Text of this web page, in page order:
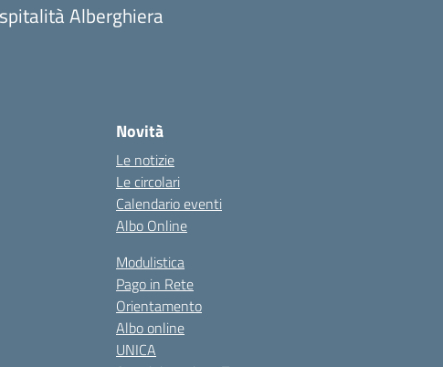
Alberghiera
Novità
Le notizie
Le circolari
Calendario eventi
Albo Online
Modulistica
Pago in Rete
Orientamento
Albo online
UNICA